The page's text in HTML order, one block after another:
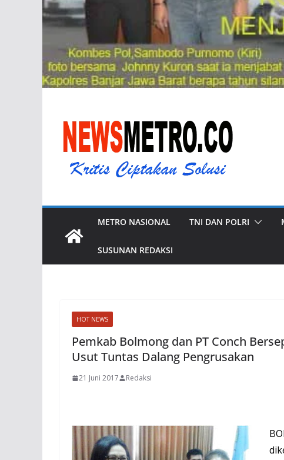
METRO NASIONAL TNI DAN POLRI
SUSUNAN REDAKSI
HOT NEWS
Pemkab Bolmong dan PT Conch
Usut Tuntas Dalang Pengrusakan
21 Juni 2017 Redaksi